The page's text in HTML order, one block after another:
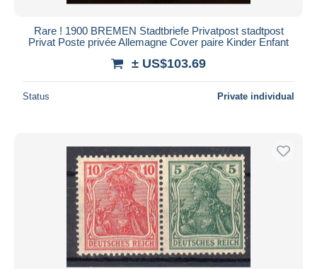
Rare ! 1900 BREMEN Stadtbriefe Privatpost stadtpost
Privat Poste privée Allemagne Cover paire Kinder Enfant
± US$103.69
Status Private individual